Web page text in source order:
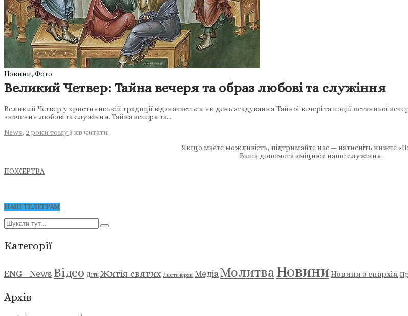
Новини, Фото
Великий Четвер: Тайна вечеря та образ любові та служіння
Великий Четвер у християнській традиції відзначається як день згадування Тайної вечері та подій останньої
значення любові та служіння. Тайна вечеря та…
News, 2 роки тому3 хв читати
Якщо маєте можливість, підтримайте нас — натисніть нижче
Ваша допомога зміцнює наше служіння.
ПОЖЕРТВА
НАШ ТЕЛЕГРАМ
Категорії
ENG - News Відео Діти Житія святих Листи вірян МедіаМолитваНовини Новини з єпархій
Архів